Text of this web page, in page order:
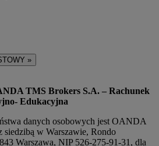
»
TMS Brokers S.A. – Rachunek
Edukacyjna
danych osobowych jest OANDA
w Warszawie, Rondo
Warszawa, NIP 526-275-91-31, dla